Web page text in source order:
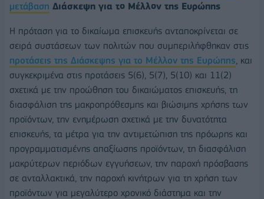
μετάβαση Διάσκεψη για το Μέλλον της Ευρώπης
Η πρόταση για το δικαίωμα επισκευής ανταποκρίνεται σε
σειρά συστάσεων των πολιτών που συμπεριλήφθηκαν στις
προτάσεις της Διάσκεψης για το Μέλλον της Ευρώπης, και
συγκεκριμένα στις προτάσεις 5(6), 5(7), 5(10) και 11(2)
σχετικά με την προώθηση του δικαιώματος επισκευής, τη
διασφάλιση της μακροπρόθεσμης και βιώσιμης χρήσης των
προϊόντων, την ενημέρωση σχετικά με την δυνατότητα
επισκευής, τα μέτρα για την αντιμετώπιση της πρόωρης και
προγραμματισμένης απαξίωσης προϊόντων, τη διασφάλιση
μακρύτερων περιόδων εγγυήσεων, την παροχή πρόσβασης
σε ανταλλακτικά, την παροχή κινήτρων για τη χρήση των
προϊόντων για μεγαλύτερο χρονικό διάστημα και την